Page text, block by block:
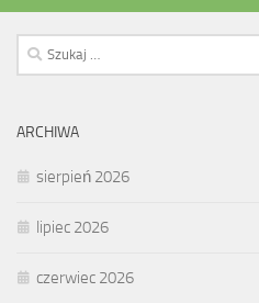
Szukaj:
ARCHIWA
sierpień 2026
lipiec 2026
czerwiec 2026